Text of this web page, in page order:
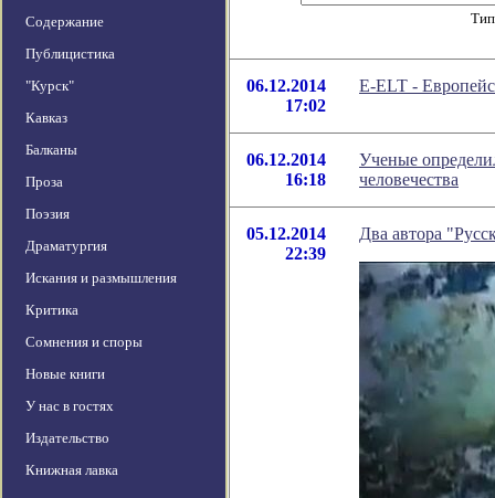
Содержание
Публицистика
"Курск"
Кавказ
Балканы
Проза
Поэзия
Драматургия
Искания и размышления
Критика
Сомнения и споры
Новые книги
У нас в гостях
Издательство
Книжная лавка
06.12.2014
17:02
E-ELT -
06.12.2014
16:18
Ученые
человечества
05.12.2014
22:39
Два автора